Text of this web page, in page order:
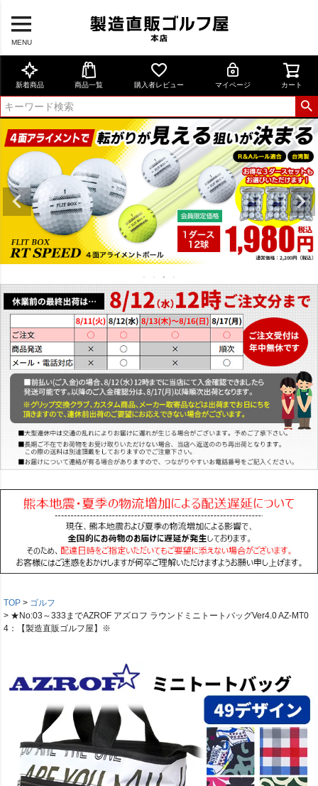
MENU
新着商品 商品一覧 購入者レビュー マイページ カート
TOP
ゴルフ
★No:03～333までAZROF アズロフ ラウンドミニトートバッグVer4.0 AZ-MT0
4：【製造直販ゴルフ屋】※